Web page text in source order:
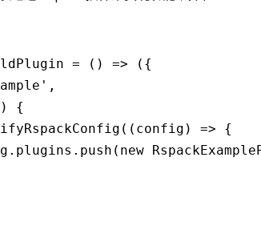
= () => ({
,
{
((config) => {
. plugins .push ( new